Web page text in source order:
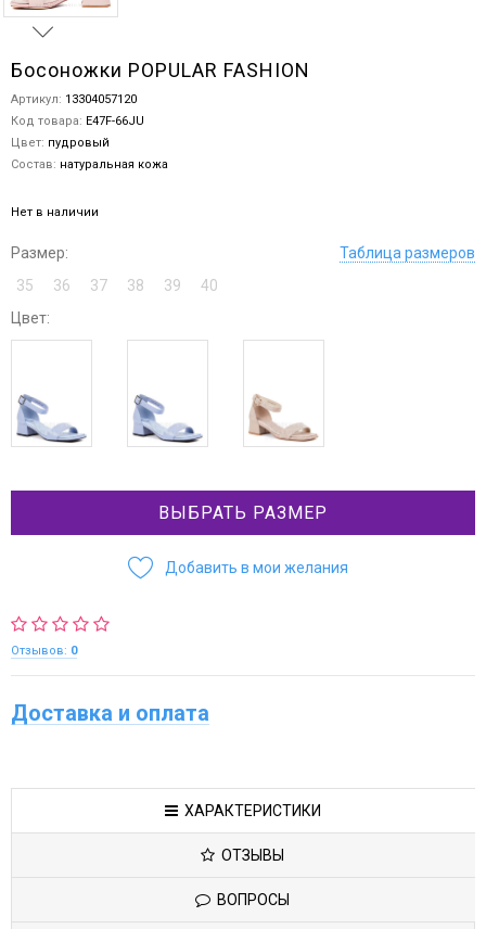
Босоножки POPULAR FASHION
Артикул: 13304057120
Код товара: E47F-66JU
Цвет: пудровый
Состав: натуральная кожа
Нет в наличии
Размер:
Таблица размеров
35
36 37 38 39
40
Цвет:
ВЫБРАТЬ РАЗМЕР
Добавить в мои желания
Отзывов: 0
Доставка и оплата
ХАРАКТЕРИСТИКИ
ОТЗЫВЫ
ВОПРОСЫ